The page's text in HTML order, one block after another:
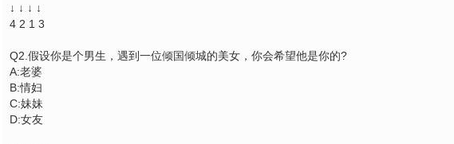
↓ ↓ ↓ ↓
4 2 1 3
Q2.假设你是个男生，遇到一位倾国倾城的美女，你会希望他是你的?
A:老婆
B:情妇
C:妹妹
D:女友